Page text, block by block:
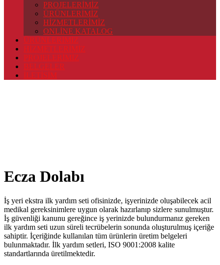
PROJELERİMİZ
ÜRÜNLERİMİZ
HİZMETLERİMİZ
ONLİNE KATALOG
ÜRÜNLERİMİZ
HİZMETLERİMİZ
PROJELERİMİZ
BELGELER
İLETİŞİM
Ecza Dolabı
İş yeri ekstra ilk yardım seti ofisinizde, işyerinizde oluşabilecek acil
medikal gereksinimlere uygun olarak hazırlanıp sizlere sunulmuştur.
İş güvenliği kanunu gereğince iş yerinizde bulundurmanız gereken
ilk yardım seti uzun süreli tecrübelerin sonunda oluşturulmuş içeriğe
sahiptir. İçeriğinde kullanılan tüm ürünlerin üretim belgeleri
bulunmaktadır. İlk yardım setleri, ISO 9001:2008 kalite
standartlarında üretilmektedir.